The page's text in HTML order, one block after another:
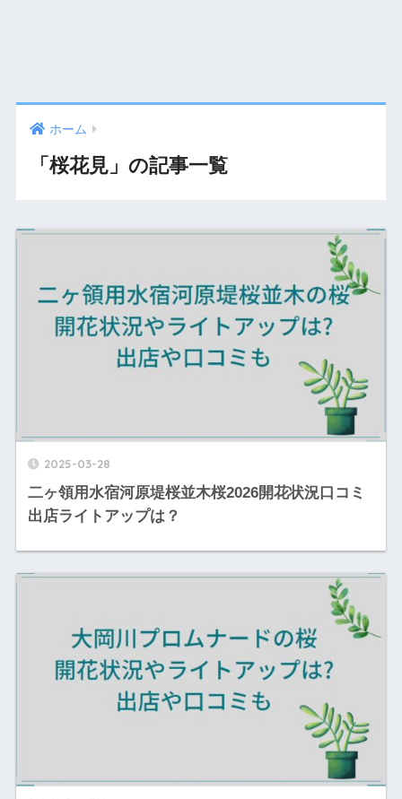
ホーム
「桜花見」の記事一覧
2025-03-28
二ヶ領用水宿河原堤桜並木桜2026開花状況口コミ
出店ライトアップは？